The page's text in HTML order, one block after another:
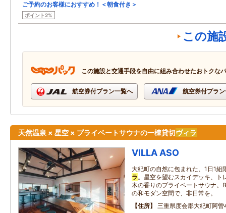
ご予約のお客様におすすめ！＜朝食付き＞
ポイント2%
この施
この施設と交通手段を自由に組み合わせたおトクな
航空券付プラン一覧へ 航空券付プラ
天然温泉 × 星空 × プライベートサウナの一棟貸切ヴィラ
VILLA ASO
大紀町の自然に包まれた、1日1組
ラ。星空を望むスカイデッキ、ト
木の香りのプライベートサウナ。
の和モダン空間で、非日常を。
住所
三重県度会郡大紀町阿